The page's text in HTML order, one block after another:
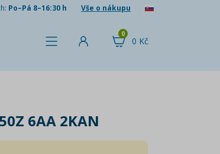
Po–Pá 8–16:30 h Vše o nákupu
0 Kč
0
6AA 2KAN